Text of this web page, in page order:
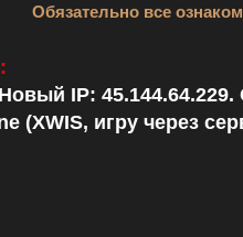
Обязательно все
IP: 45.144.64.229.
(XWIS, игру через